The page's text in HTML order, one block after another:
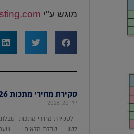
מוגש ע"י
סקירת מחירי מתכות 2.7.2026
יולי 20, 2026
לסקירת מחירי מתכות
לטון טבלת מלאים שערי